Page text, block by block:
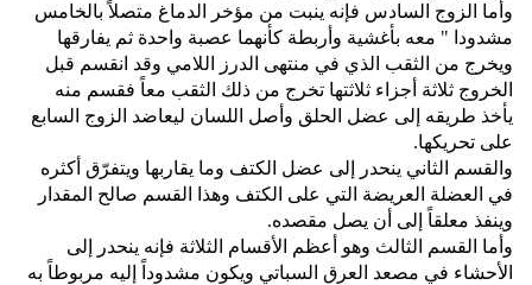
وأما الزوج السادس فإنه ينبت من مؤخر الدماغ متصلاً بالخامس
مشدودا ‏"‏ معه بأغشية وأربطة كأنهما عصبة واحدة ثم يفارقها
ويخرج من الثقب الذي في منتهى الدرز اللامي وقد انقسم قبل
الخروج ثلاثة أجزاء ثلاثتها تخرج من ذلك الثقب معاً فقسم منه
يأخذ طريقه إلى عضل الحلق وأصل اللسان ليعاضد الزوج السابع
على تحريكها‏.‏
والقسم الثاني ينحدر إلى عضل الكتف وما يقاربها ويتفرّق أكثره
في العضلة العريضة التي على الكتف وهذا القسم صالح المقدار
وينفذ معلقاً إلى أن يصل مقصده‏.‏
وأما القسم الثالث وهو أعظم الأقسام الثلاثة فإنه ينحدر إلى
الأحشاء في مصعد العرق السباتي ويكون مشدوداً إليه مربوطاً به